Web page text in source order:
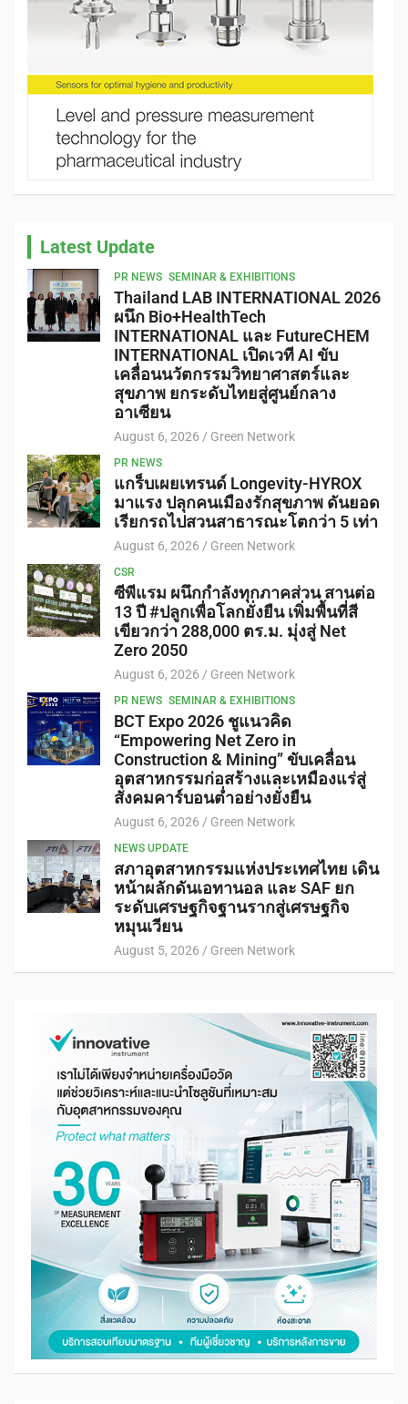
Latest Update
PR NEWS SEMINAR & EXHIBITIONS
Thailand LAB INTERNATIONAL 2026
ผนึก Bio+HealthTech
INTERNATIONAL และ FutureCHEM
INTERNATIONAL เปิดเวที AI ขับ
เคลื่อนนวัตกรรมวิทยาศาสตร์และ
สุขภาพ ยกระดับไทยสู่ศูนย์กลาง
อาเซียน
August 6, 2026 Green Network
PR NEWS
แกร็บเผยเทรนด์ Longevity-HYROX
มาแรง ปลุกคนเมืองรักสุขภาพ ดันยอด
เรียกรถไปสวนสาธารณะโตกว่า 5 เท่า
August 6, 2026 Green Network
CSR
ซีพีแรม ผนึกกำลังทุกภาคส่วน สานต่อ
13 ปี #ปลูกเพื่อโลกยั่งยืน เพิ่มพื้นที่สี
เขียวกว่า 288,000 ตร.ม. มุ่งสู่ Net
Zero 2050
August 6, 2026 Green Network
PR NEWS SEMINAR & EXHIBITIONS
BCT Expo 2026 ชูแนวคิด
“Empowering Net Zero in
Construction & Mining” ขับเคลื่อน
อุตสาหกรรมก่อสร้างและเหมืองแร่สู่
สังคมคาร์บอนต่ำอย่างยั่งยืน
August 6, 2026 Green Network
NEWS UPDATE
สภาอุตสาหกรรมแห่งประเทศไทย เดิน
หน้าผลักดันเอทานอล และ SAF ยก
ระดับเศรษฐกิจฐานรากสู่เศรษฐกิจ
หมุนเวียน
August 5, 2026 Green Network